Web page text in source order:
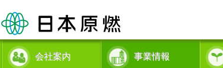
会社案内 事業情報